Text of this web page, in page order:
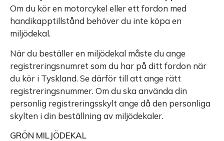
Om du kör en motorcykel eller ett fordon med
handikapptillstånd behöver du inte köpa en
miljödekal.
När du beställer en miljödekal måste du ange
registreringsnumret som du har på ditt fordon när
du kör i Tyskland. Se därför till att ange rätt
registreringsnummer. Om du ska använda din
personlig registreringsskylt ange då den personliga
skylten i din beställning av miljödekaler.
GRÖN MILJÖDEKAL